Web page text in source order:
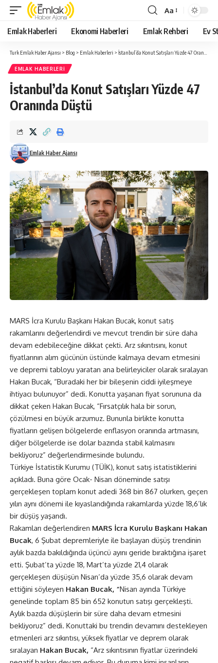
Yazı
Tipi
Boyutlandırıcı
Aa
Emlak Haberleri Ekonomi Haberleri Emlak Rehberi Ev
Turk Emlak Haber Ajansı > Blog > Emlak Haberleri > İstanbul’da Konut Satışları Yüzde 47 Oranında Düştü
EMLAK HABERLERI
İstanbul’da Konut Satışları Yüzde 47
Oranında Düştü
Emlak Haber Ajansı
MARS İcra Kurulu Başkanı Hakan Bucak, konut satış
rakamlarını değerlendirdi ve mevcut trendin bir süre daha
devam edebileceğine dikkat çekti. Arz sıkıntısını, konut
fiyatlarının alım gücünün üstünde kalmaya devam etmesini
ve depremi tabloyu yaratan ana belirleyiciler olarak sıralayan
Hakan Bucak, “Buradaki her bir bileşenin ciddi iyileşmeye
ihtiyacı bulunuyor” dedi. Konutta yaşanan fiyat sorununa da
dikkat çeken Hakan Bucak, “Fırsatçılık hala bir sorun,
çözülmesi en büyük arzumuz. Bununla birlikte konutta
fiyatların gelişen bölgelerde enflasyon oranında artmasını,
diğer bölgelerde ise dolar bazında stabil kalmasını
bekliyoruz” değerlendirmesinde bulundu.
Türkiye İstatistik Kurumu (TÜİK), konut satış istatistiklerini
açıkladı. Buna göre Ocak- Nisan döneminde satışı
gerçekleşen toplam konut adedi 368 bin 867 olurken, geçen
yılın aynı dönemi ile kıyaslandığında rakamlarda yüzde 18,6’lık
bir düşüş yaşandı.
Rakamları değerlendiren MARS İcra Kurulu Başkanı Hakan
Bucak, 6 Şubat depremleriyle ile başlayan düşüş trendinin
aylık bazda bakıldığında üçüncü ayını geride bıraktığına işaret
etti. Şubat’ta yüzde 18, Mart’ta yüzde 21,4 olarak
gerçekleşen düşüşün Nisan’da yüzde 35,6 olarak devam
ettiğini söyleyen Hakan Bucak, “Nisan ayında Türkiye
genelinde toplam 85 bin 652 konutun satışı gerçekleşti.
Aylık bazda düşüşlerin bir süre daha devam etmesini
bekliyoruz” dedi. Konuttaki bu trendin devamını destekleyen
etmenleri arz sıkıntısı, yüksek fiyatlar ve deprem olarak
sıralayan Hakan Bucak, “Arz sıkıntısının fiyatlar üzerindeki